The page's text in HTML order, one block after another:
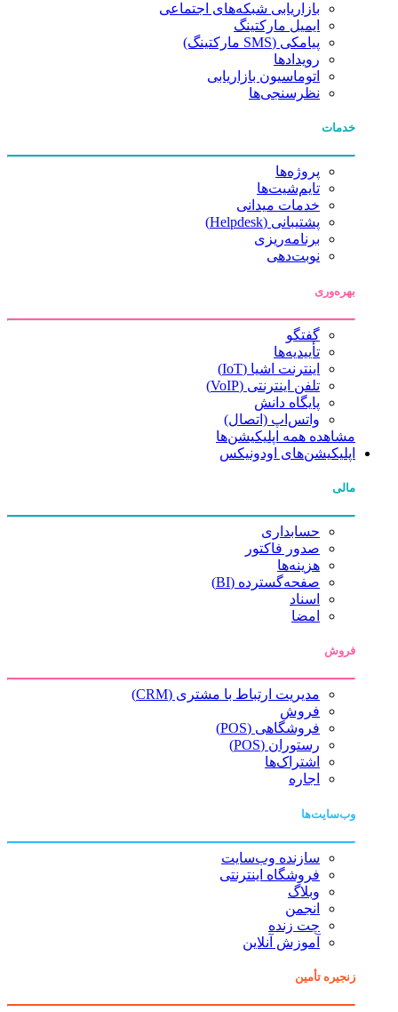
بازاریابی شبکه‌های اجتماعی
ایمیل مارکتینگ
پیامکی (SMS مارکتینگ)
رویدادها
اتوماسیون بازاریابی
نظرسنجی‌ها
خدمات
پروژه‌ها
تایم‌شیت‌ها
خدمات میدانی
پشتیبانی (Helpdesk)
برنامه‌ریزی
نوبت‌دهی
بهره‌وری
گفتگو
تأییدیه‌ها
اینترنت اشیا (IoT)
تلفن اینترنتی (VoIP)
پایگاه دانش
واتس‌اپ (اتصال)
مشاهده همه اپلیکیشن‌ها
اپلیکیشن‌های اودونیکس
مالی
حسابداری
صدور فاکتور
هزینه‌ها
صفحه‌گسترده (BI)
اسناد
امضا
فروش
مدیریت ارتباط با مشتری (CRM)
فروش
فروشگاهی (POS)
رستوران (POS)
اشتراک‌ها
اجاره
وب‌سایت‌ها
سازنده وب‌سایت
فروشگاه اینترنتی
وبلاگ
انجمن
چت زنده
آموزش آنلاین
زنجیره تأمین